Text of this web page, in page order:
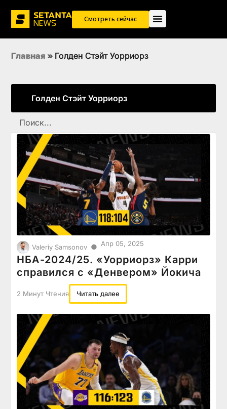
Смотреть сейчас
Главная » Голден Стэйт Уорриорз
Голден Стэйт Уорриорз
Valeriy Samsonov ● Апр 05, 2025
НБА-2024/25. «Уорриорз» Карри
справился с «Денвером» Йокича
2 Минут Чтения Читать далее